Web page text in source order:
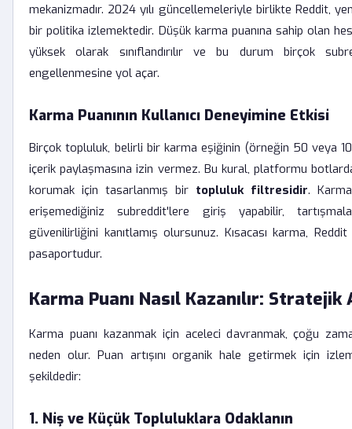
mekanizmadır. 2024 yılı güncellemeleriyle birlikte Reddit,
bir politika izlemektedir. Düşük karma puanına sahip olan
yüksek olarak sınıflandırılır ve bu durum birçok
engellenmesine yol açar.
Karma Puanının Kullanıcı Deneyimine Etkisi
Birçok topluluk, belirli bir karma eşiğinin (örneğin 50 veya
içerik paylaşmasına izin vermez. Bu kural, platformu
korumak için tasarlanmış bir topluluk filtresidir.
erişemediğiniz subreddit'lere giriş yapabilir,
güvenilirliğini kanıtlamış olursunuz. Kısacası karma,
pasaportudur.
Karma Puanı Nasıl Kazanılır: Stratejik
Karma puanı kazanmak için aceleci davranmak, çoğu
neden olur. Puan artışını organik hale getirmek için
şekildedir:
1. Niş ve Küçük Topluluklara Odaklanın